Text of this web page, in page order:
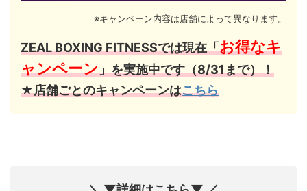
※キャンペーン内容は店舗によって異なります。
ZEAL BOXING FITNESSでは現在「お得なキ
ャンペーン」を実施中です（8/31まで）！
★店舗ごとのキャンペーンはこちら